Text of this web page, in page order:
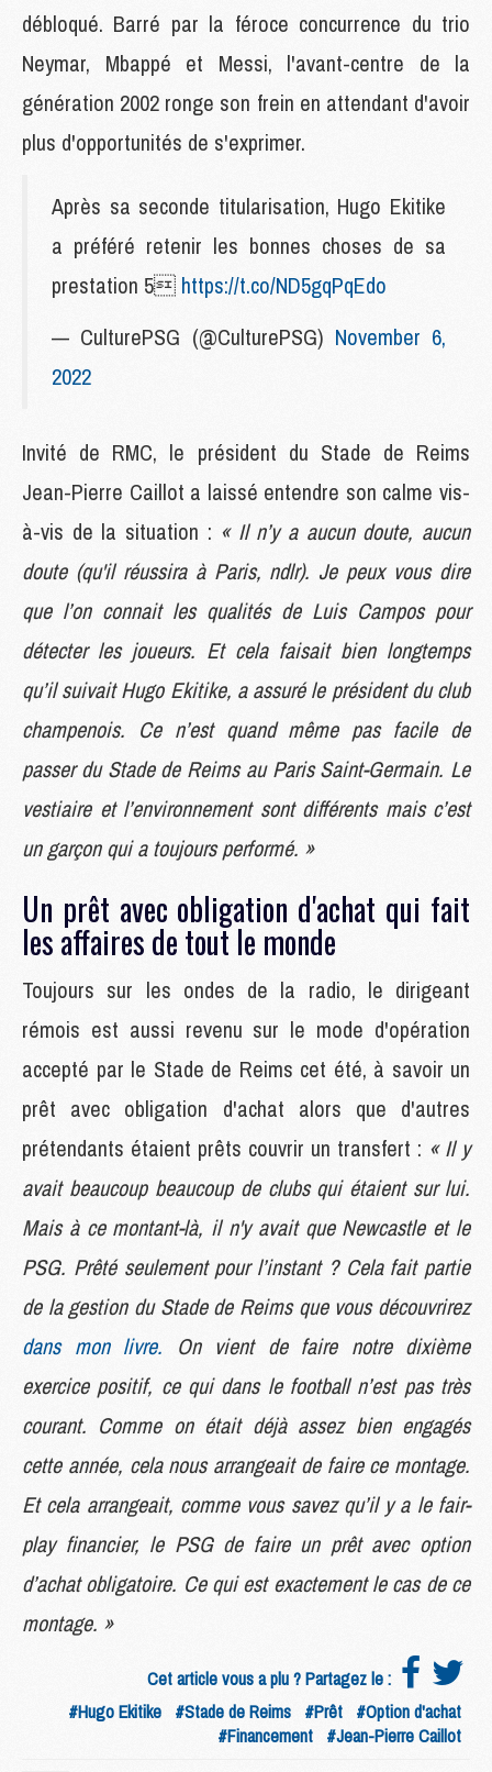
débloqué. Barré par la féroce concurrence du trio
Neymar, Mbappé et Messi, l'avant-centre de la
génération 2002 ronge son frein en attendant d'avoir
plus d'opportunités de s'exprimer.
Après sa seconde titularisation, Hugo Ekitike
a préféré retenir les bonnes choses de sa
prestation 5 https://t.co/ND5gqPqEdo
— CulturePSG (@CulturePSG) November 6,
2022
Invité de RMC, le président du Stade de Reims
Jean-Pierre Caillot a laissé entendre son calme vis-
à-vis de la situation : « Il n’y a aucun doute, aucun
doute (qu'il réussira à Paris, ndlr). Je peux vous dire
que l’on connait les qualités de Luis Campos pour
détecter les joueurs. Et cela faisait bien longtemps
qu’il suivait Hugo Ekitike, a assuré le président du club
champenois. Ce n’est quand même pas facile de
passer du Stade de Reims au Paris Saint-Germain. Le
vestiaire et l’environnement sont différents mais c’est
un garçon qui a toujours performé. »
Un prêt avec obligation d'achat qui fait
les affaires de tout le monde
Toujours sur les ondes de la radio, le dirigeant
rémois est aussi revenu sur le mode d'opération
accepté par le Stade de Reims cet été, à savoir un
prêt avec obligation d'achat alors que d'autres
prétendants étaient prêts couvrir un transfert : « Il y
avait beaucoup beaucoup de clubs qui étaient sur lui.
Mais à ce montant-là, il n'y avait que Newcastle et le
PSG. Prêté seulement pour l’instant ? Cela fait partie
de la gestion du Stade de Reims que vous découvrirez
dans mon livre. On vient de faire notre dixième
exercice positif, ce qui dans le football n’est pas très
courant. Comme on était déjà assez bien engagés
cette année, cela nous arrangeait de faire ce montage.
Et cela arrangeait, comme vous savez qu’il y a le fair-
play financier, le PSG de faire un prêt avec option
d’achat obligatoire. Ce qui est exactement le cas de ce
montage. »
Cet article vous a plu ? Partagez le :
#Hugo Ekitike #Stade de Reims #Prêt #Option d'achat
#Financement #Jean-Pierre Caillot